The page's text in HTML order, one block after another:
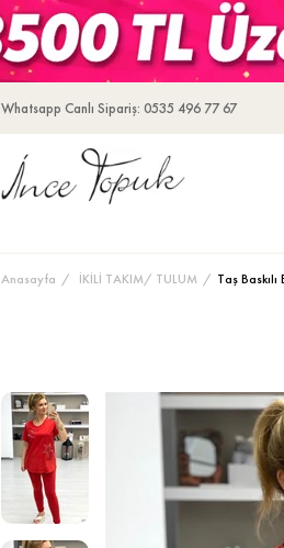
Whatsapp Canlı Sipariş: 0535 496 77 67
Anasayfa İKİLİ TAKIM/ TULUM Taş Baskılı